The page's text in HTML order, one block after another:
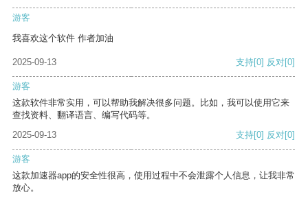
游客
我喜欢这个软件 作者加油
2025-09-13 支持[0] 反对[0]
游客
这款软件非常实用，可以帮助我解决很多问题。比如，我可以使用它来
查找资料、翻译语言、编写代码等。
2025-09-13
支持[0] 反对[0]
游客
这款加速器app的安全性很高，使用过程中不会泄露个人信息，让我非常
放心。